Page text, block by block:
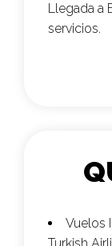
Llegada a
servicios.
Vuelos